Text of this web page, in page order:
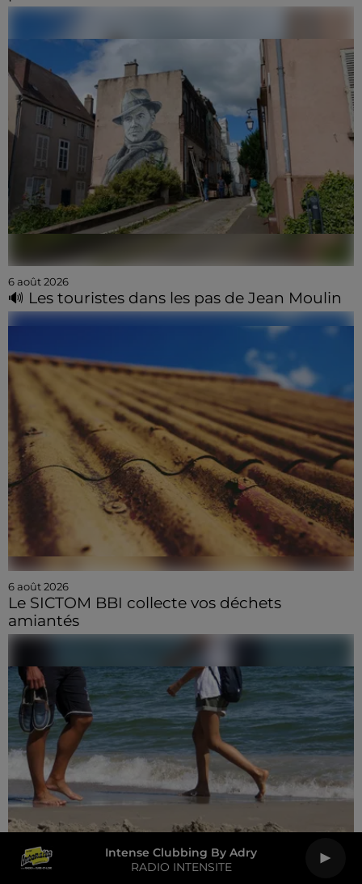
Intense Clubbing By Adry
RADIO INTENSITE
6 août 2026
🔊 Les touristes dans les pas de Jean Moulin
6 août 2026
Le SICTOM BBI collecte vos déchets
amiantés